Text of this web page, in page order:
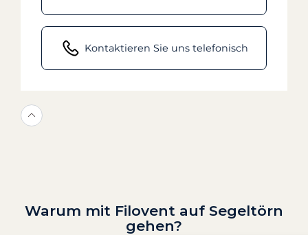
Kontaktieren Sie uns telefonisch
Warum mit Filovent auf Segeltörn
gehen?